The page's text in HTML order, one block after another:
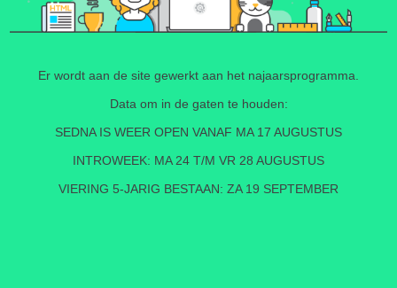
Er wordt aan de site gewerkt aan het najaarsprogramma.
Data om in de gaten te houden:
SEDNA IS WEER OPEN VANAF MA 17 AUGUSTUS
INTROWEEK: MA 24 T/M VR 28 AUGUSTUS
VIERING 5-JARIG BESTAAN: ZA 19 SEPTEMBER